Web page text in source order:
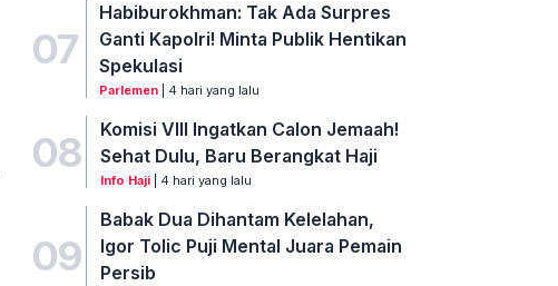
07
Habiburokhman: Tak Ada Surpres
Ganti Kapolri! Minta Publik Hentikan
Spekulasi
Parlemen | 4 hari yang lalu
08
Komisi VIII Ingatkan Calon Jemaah!
Sehat Dulu, Baru Berangkat Haji
Info Haji| 4 hari yang lalu
09
Babak Dua Dihantam Kelelahan,
Igor Tolic Puji Mental Juara Pemain
Persib